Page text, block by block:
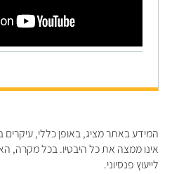
המידע באתר מציג, באופן כללי, עיקרים
אינו ממצה את כל היבטיו. בכל מקרה,
לייעוץ פנסיוני.